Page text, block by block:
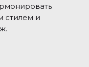
стилем и